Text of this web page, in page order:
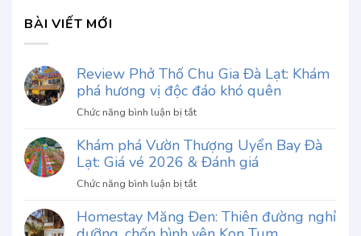
BÀI VIẾT MỚI
Review Phở Thố Chu Gia Đà Lạt: Khám
phá hương vị độc đáo khó quên
Chức năng bình luận bị tắtở
Phở
Thố
Gia
Lạt:
Khám phá Vườn Thượng Uyển Bay Đà
Lạt: Giá vé 2026 & Đánh giá
Chức năng bình luận bị tắtở
phá
Vườn
Homestay Măng Đen: Thiên đường nghỉ